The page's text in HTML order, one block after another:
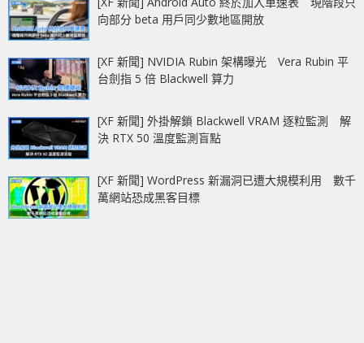
向部分 beta 用戶同少數地區開放
[XF 新聞] NVIDIA Rubin 架構曝光 Vera Rubin 平
台劍指 5 倍 Blackwell 算力
[XF 新聞] 外掛解鎖 Blackwell VRAM 逐粒監測 解
決 RTX 50 溫度監測盲點
[XF 新聞] WordPress 新漏洞已遭大規模利用 數千
萬網站恐成黑客目標